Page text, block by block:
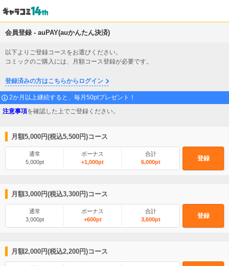
会員登録 - auPAY(auかんたん決済)
以下よりご登録コースをお選びください。
コミックのご購入には、月額コース登録が必要です。
登録済みの方はこちらからログイン
2か月以上継続すると、毎月50ptプレゼント！
注意事項を確認した上でご登録ください。
月額5,000円(税込5,500円)コース
通常
5,000pt
ボーナス
+1,000pt
合計
6,000pt
登録
月額3,000円(税込3,300円)コース
通常
3,000pt
ボーナス
+600pt
合計
3,600pt
登録
月額2,000円(税込2,200円)コース